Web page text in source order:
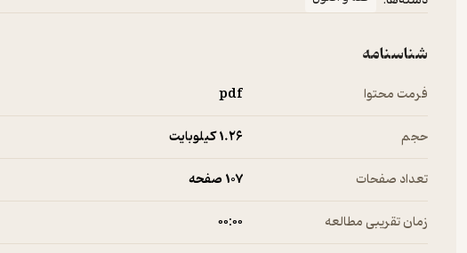
شناسنامه
فرمت محتوا pdf
حجم 1.۲۶ کیلوبایت
تعداد صفحات 107 صفحه
زمان تقریبی مطالعه ۰۰:۰۰